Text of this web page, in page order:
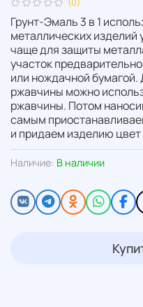
Наличие: В наличии
Грунт-Эмаль 3 в 1
металлических изделий
чаще для защиты
участок
или нождачной
ржавчины можно
ржавчины. Потом
самым
и придаем изделию цвет